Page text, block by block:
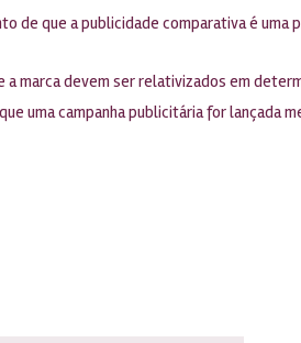
de que a publicidade comparativa é
marca devem ser relativizados em
uma campanha publicitária for lançada